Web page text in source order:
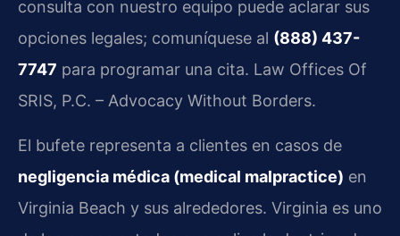
consulta con nuestro equipo puede aclarar sus
opciones legales; comuníquese al (888) 437-
7747 para programar una cita. Law Offices Of
SRIS, P.C. – Advocacy Without Borders.
El bufete representa a clientes en casos de
negligencia médica (medical malpractice) en
Virginia Beach y sus alrededores. Virginia es uno